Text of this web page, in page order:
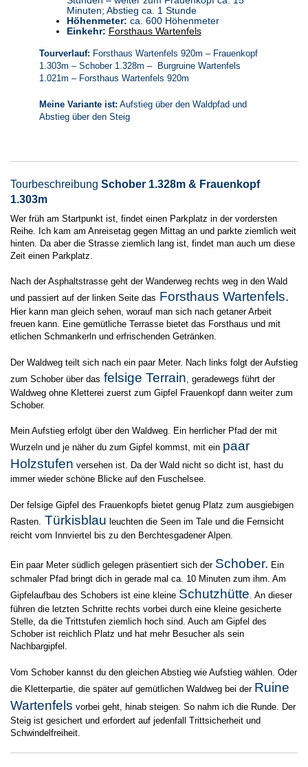
Minuten; Abstieg ca. 1 Stunde
Höhenmeter: ca. 600 Höhenmeter
Einkehr: Forsthaus Wartenfels
Tourverlauf: Forsthaus Wartenfels 920m – Frauenkopf
1.303m – Schober 1.328m – Burgruine Wartenfels
1.021m – Forsthaus Wartenfels 920m
Meine Variante ist: Aufstieg über den Waldpfad und
Abstieg über den Steig
Tourbeschreibung Schober 1.328m & Frauenkopf
1.303m
Wer früh am Startpunkt ist, findet einen Parkplatz in der vordersten
Reihe. Ich kam am Anreisetag gegen Mittag an und parkte ziemlich weit
hinten. Da aber die Strasse ziemlich lang ist, findet man auch um diese
Zeit einen Parkplatz.
Nach der Asphaltstrasse geht der Wanderweg rechts weg in den Wald
und passiert auf der linken Seite das Forsthaus Wartenfels.
Hier kann man gleich sehen, worauf man sich nach getaner Arbeit
freuen kann. Eine gemütliche Terrasse bietet das Forsthaus und mit
etlichen Schmankerln und erfrischenden Getränken.
Der Waldweg teilt sich nach ein paar Meter. Nach links folgt der Aufstieg
zum Schober über das felsige Terrain , geradewegs führt der
Waldweg ohne Kletterei zuerst zum Gipfel Frauenkopf dann weiter zum
Schober.
Mein Aufstieg erfolgt über den Waldweg. Ein herrlicher Pfad der mit
Wurzeln und je näher du zum Gipfel kommst, mit ein paar
Holzstufen versehen ist. Da der Wald nicht so dicht ist, hast du
immer wieder schöne Blicke auf den Fuschelsee.
Der felsige Gipfel des Frauenkopfs bietet genug Platz zum ausgiebigen
Rasten. Türkisblau leuchten die Seen im Tale und die Fernsicht
reicht vom Innviertel bis zu den Berchtesgadener Alpen.
Ein paar Meter südlich gelegen präsentiert sich der Schober. Ein
schmaler Pfad bringt dich in gerade mal ca. 10 Minuten zum ihm. Am
Gipfelaufbau des Schobers ist eine kleine Schutzhütte. An dieser
führen die letzten Schritte rechts vorbei durch eine kleine gesicherte
Stelle, da die Trittstufen ziemlich hoch sind. Auch am Gipfel des
Schober ist reichlich Platz und hat mehr Besucher als sein
Nachbargipfel.
Vom Schober kannst du den gleichen Abstieg wie Aufstieg wählen. Oder
die Kletterpartie, die später auf gemütlichen Waldweg bei der Ruine
Wartenfels vorbei geht, hinab steigen. So nahm ich die Runde. Der
Steig ist gesichert und erfordert auf jedenfall Trittsicherheit und
Schwindelfreiheit.